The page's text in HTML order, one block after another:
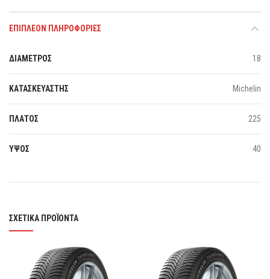
ΕΠΙΠΛΈΟΝ ΠΛΗΡΟΦΟΡΊΕΣ
ΔΙΑΜΕΤΡΟΣ 18
ΚΑΤΑΣΚΕΥΑΣΤΗΣ Michelin
ΠΛΑΤΟΣ 225
ΥΨΟΣ 40
ΣΧΕΤΙΚΆ ΠΡΟΪΌΝΤΑ